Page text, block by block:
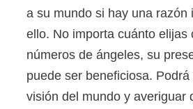
a su mundo si hay una razón
ello. No importa cuánto elijas
números de ángeles, su
puede ser beneficiosa. Podrá
visión del mundo y averiguar